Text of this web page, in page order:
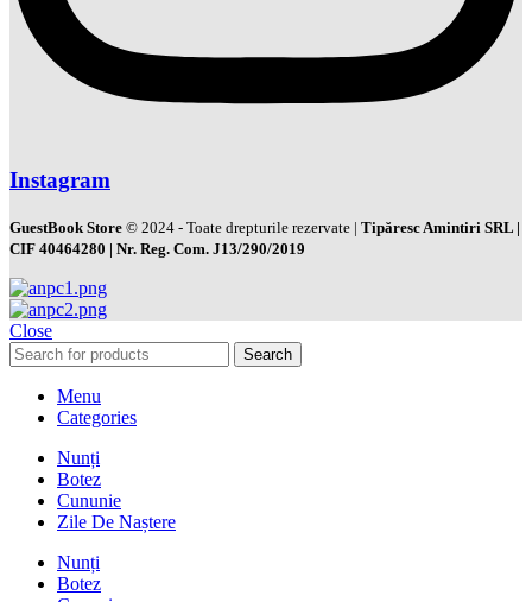
Instagram
GuestBook Store © 2024 - Toate drepturile rezervate | Tipăresc Amintiri SRL |
CIF 40464280 | Nr. Reg. Com. J13/290/2019
Close
Search
Menu
Categories
Nunți
Botez
Cununie
Zile De Naștere
Nunți
Botez